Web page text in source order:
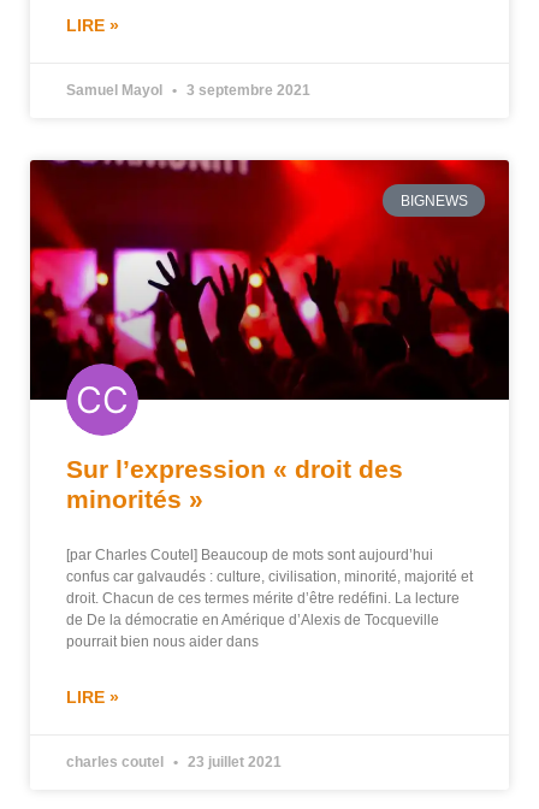
LIRE »
Samuel Mayol 3 septembre 2021
BIGNEWS
Sur l’expression « droit des
minorités »
[par Charles Coutel] Beaucoup de mots sont aujourd’hui
confus car galvaudés : culture, civilisation, minorité, majorité et
droit. Chacun de ces termes mérite d’être redéfini. La lecture
de De la démocratie en Amérique d’Alexis de Tocqueville
pourrait bien nous aider dans
LIRE »
charles coutel 23 juillet 2021